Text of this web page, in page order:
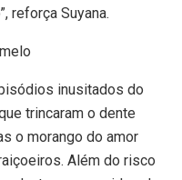
reforça Suyana.
inusitados do
trincaram o dente
o morango do amor
Além do risco